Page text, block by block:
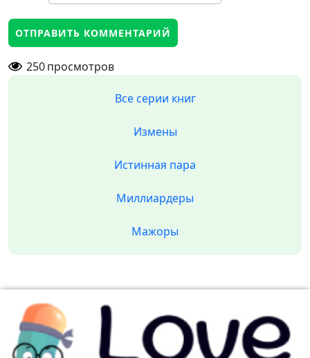
250просмотров
Все серии книг
Измены
Истинная пара
Миллиардеры
Мажоры